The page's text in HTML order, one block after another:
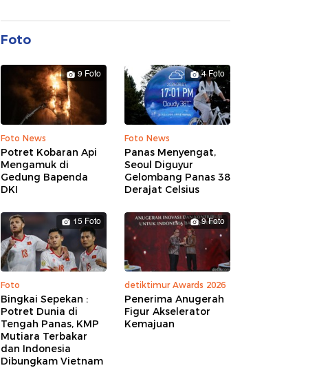
Foto
9 Foto
Foto News
Potret Kobaran Api
Mengamuk di
Gedung Bapenda
DKI
4 Foto
Foto News
Panas Menyengat,
Seoul Diguyur
Gelombang Panas 38
Derajat Celsius
15 Foto
Foto
Bingkai Sepekan :
Potret Dunia di
Tengah Panas, KMP
Mutiara Terbakar
dan Indonesia
Dibungkam Vietnam
9 Foto
detiktimur Awards 2026
Penerima Anugerah
Figur Akselerator
Kemajuan